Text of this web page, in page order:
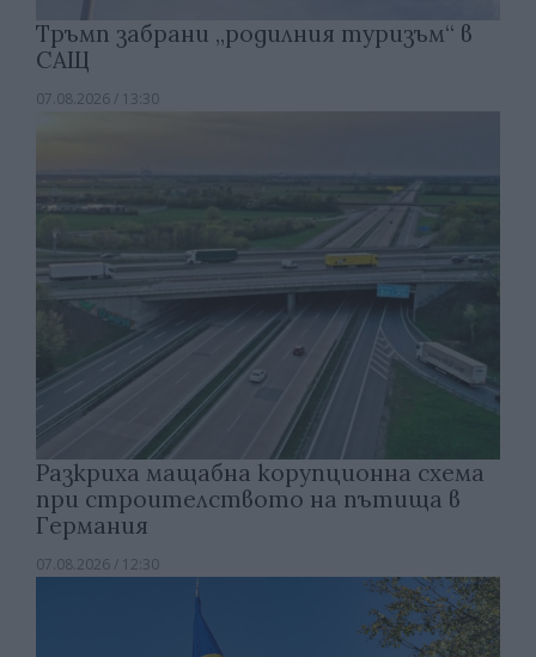
Тръмп забрани „родилния туризъм“ в
САЩ
07.08.2026 / 13:30
Разкриха мащабна корупционна схема
при строителството на пътища в
Германия
07.08.2026 / 12:30